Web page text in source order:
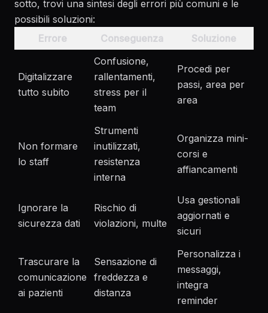
sotto, trovi una sintesi degli errori più comuni e le
possibili soluzioni:
Errore
Conseguenza Soluzione
Digitalizzare
tutto subito
Confusione,
rallentamenti,
stress per il
team
Procedi per
passi, area per
area
Non formare
lo staff
Strumenti
inutilizzati,
resistenza
interna
Organizza mini-
corsi e
affiancamenti
Ignorare la
sicurezza dati
Rischio di
violazioni, multe
Usa gestionali
aggiornati e
sicuri
Trascurare la
comunicazione
ai pazienti
Sensazione di
freddezza e
distanza
Personalizza i
messaggi,
integra
reminder